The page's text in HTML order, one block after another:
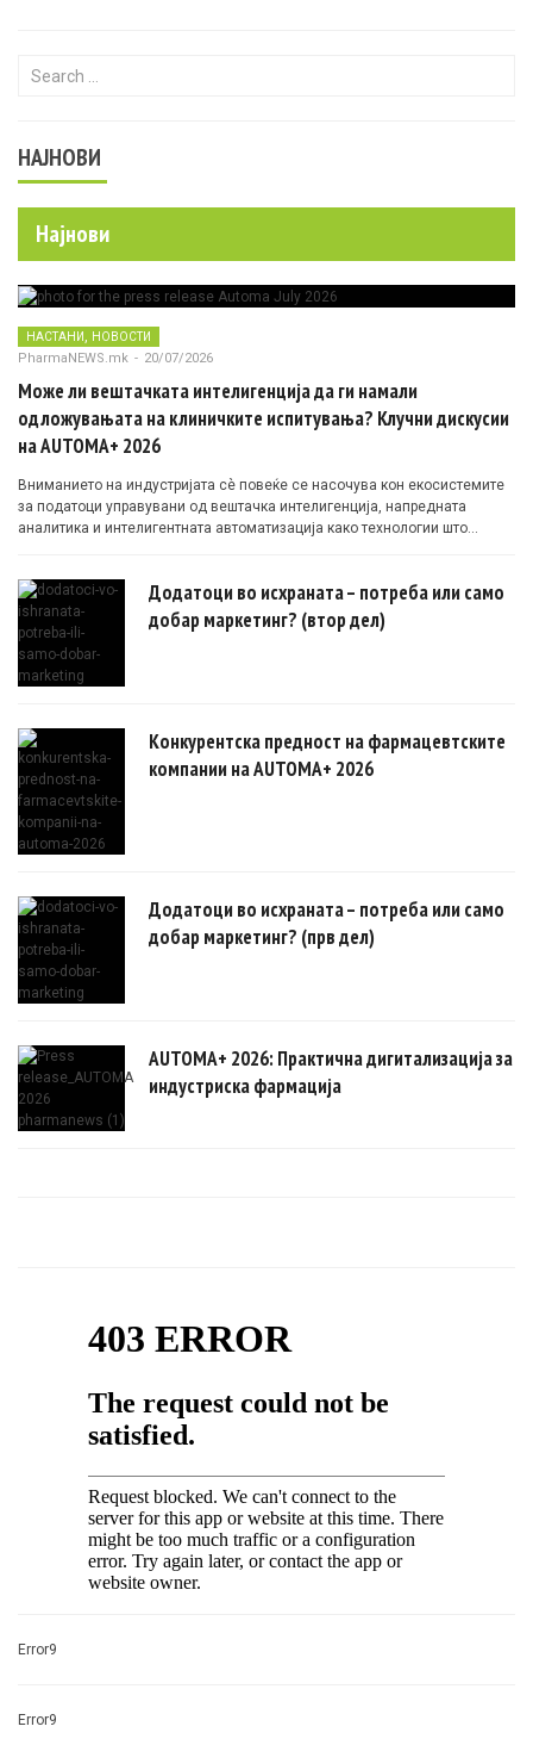
Search for:
НАЈНОВИ
Најнови
НАСТАНИ, НОВОСТИ
PharmaNEWS.mk - 20/07/2026
Може ли вештачката интелигенција да ги намали
одложувањата на клиничките испитувања? Клучни дискусии
на AUTOMA+ 2026
Вниманието на индустријата сè повеќе се насочува кон екосистемите
за податоци управувани од вештачка интелигенција, напредната
аналитика и интелигентната автоматизација како технологии што
Додатоци во исхраната – потреба или само
добар маркетинг? (втор дел)
Конкурентска предност на фармацевтските
компании на AUTOMA+ 2026
Додатоци во исхраната – потреба или само
добар маркетинг? (прв дел)
AUTOMA+ 2026: Практична дигитализација за
индустриска фармација
Error9
Error9